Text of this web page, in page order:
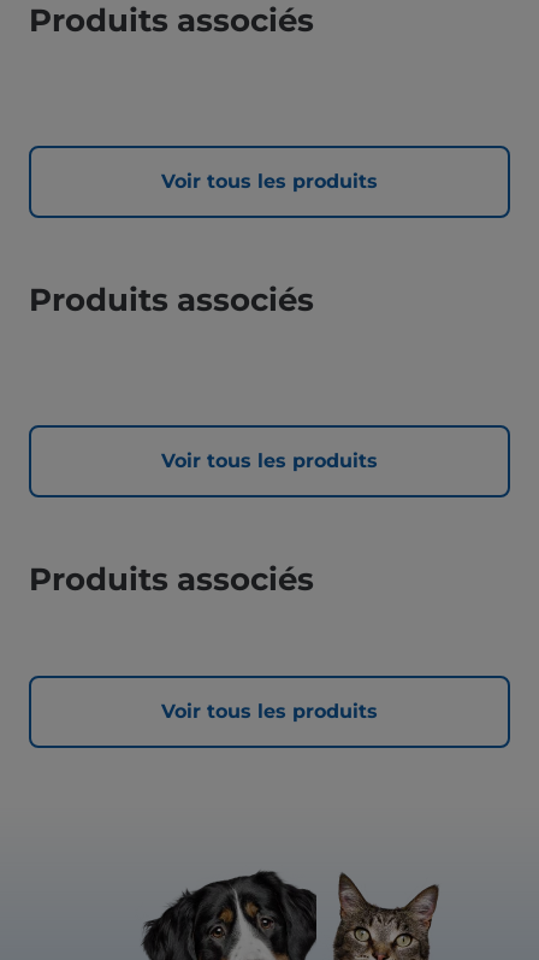
Produits associés
Voir tous les produits
Produits associés
Voir tous les produits
Produits associés
Voir tous les produits